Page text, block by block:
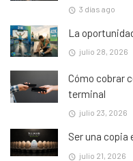
3 días ago
La
julio 28, 2026
Cómo cobrar
terminal
julio 23, 2026
Ser una copia
julio 21, 2026